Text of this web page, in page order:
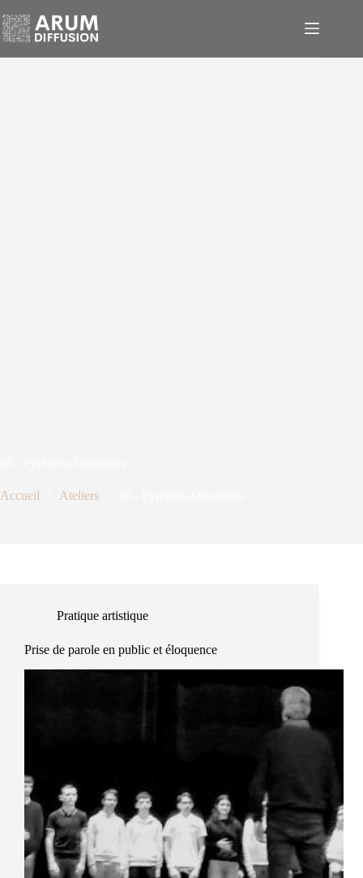
Accueil Ateliers
Pratique artistique
Prise de parole en public et éloquence